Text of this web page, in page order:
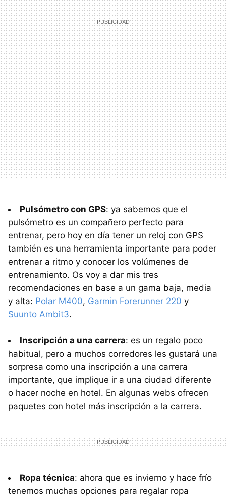
Pulsómetro con GPS: ya sabemos que el
pulsómetro es un compañero perfecto para
entrenar, pero hoy en día tener un reloj con GPS
también es una herramienta importante para poder
entrenar a ritmo y conocer los volúmenes de
entrenamiento. Os voy a dar mis tres
recomendaciones en base a un gama baja, media
y alta: Polar M400, Garmin Forerunner 220 y
Suunto Ambit3.
Inscripción a una carrera: es un regalo poco
habitual, pero a muchos corredores les gustará una
sorpresa como una inscripción a una carrera
importante, que implique ir a una ciudad diferente
o hacer noche en hotel. En algunas webs ofrecen
paquetes con hotel más inscripción a la carrera.
Ropa técnica: ahora que es invierno y hace frío
tenemos muchas opciones para regalar ropa